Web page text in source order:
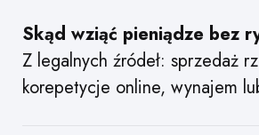
Skąd wziąć pieniądze bez
Z legalnych źródeł: sprzedaż
korepetycje online, wynajem